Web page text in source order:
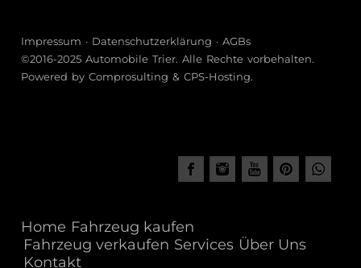
Cupra Ateca
– SUV mit präzisem Handling, Allradoption und
– Elektrofahrzeug mit effizientem Antrieb, urbaner
Cupra Tavascan
Impressum · Datenschutzerklärung · AGBs
©2016-2025 Automobile Trier. Alle Rechte vorbehalten.
Powered by Comprosulting & CPS-Hosting.
Home Fahrzeug kaufen
Fahrzeug verkaufen Services Über Uns
Kontakt